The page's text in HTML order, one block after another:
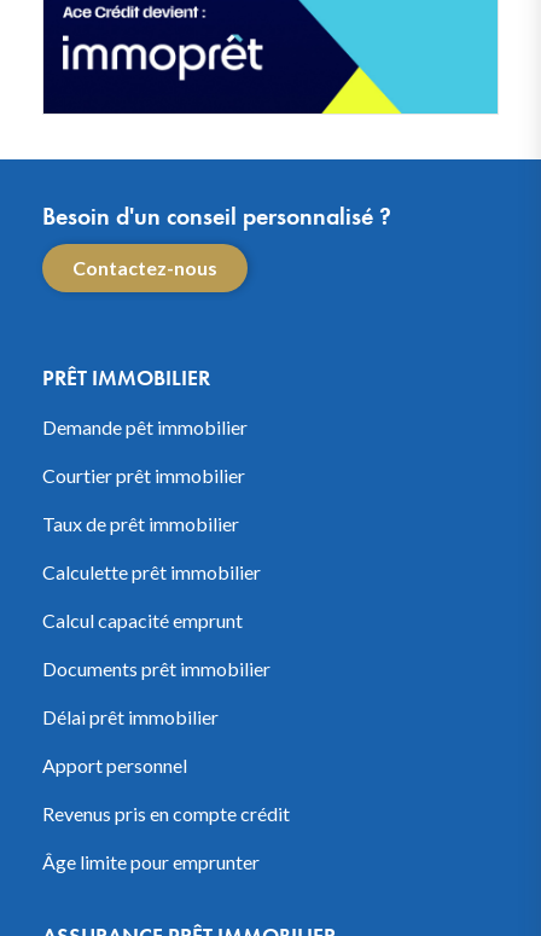
Besoin d'un conseil personnalisé ?
Contactez-nous
PRÊT IMMOBILIER
Demande pêt immobilier
Courtier prêt immobilier
Taux de prêt immobilier
Calculette prêt immobilier
Calcul capacité emprunt
Documents prêt immobilier
Délai prêt immobilier
Apport personnel
Revenus pris en compte crédit
Âge limite pour emprunter